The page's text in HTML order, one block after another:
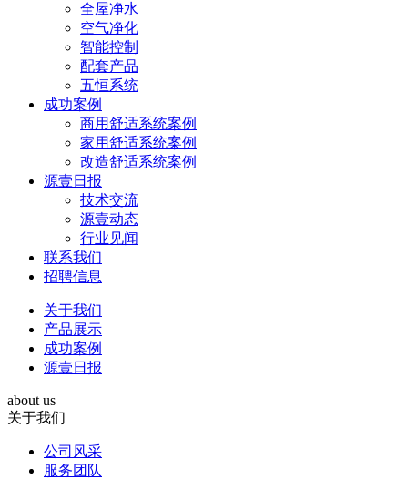
全屋净水
空气净化
智能控制
配套产品
五恒系统
成功案例
商用舒适系统案例
家用舒适系统案例
改造舒适系统案例
源壹日报
技术交流
源壹动态
行业见闻
联系我们
招聘信息
关于我们
产品展示
成功案例
源壹日报
about us
关于我们
公司风采
服务团队